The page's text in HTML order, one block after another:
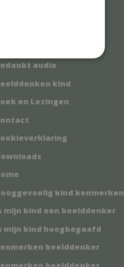
audio
kind
en Lezingen
kind kenmerken
mijn kind een beelddenker
mijn kind hoogbegaafd
beelddenker